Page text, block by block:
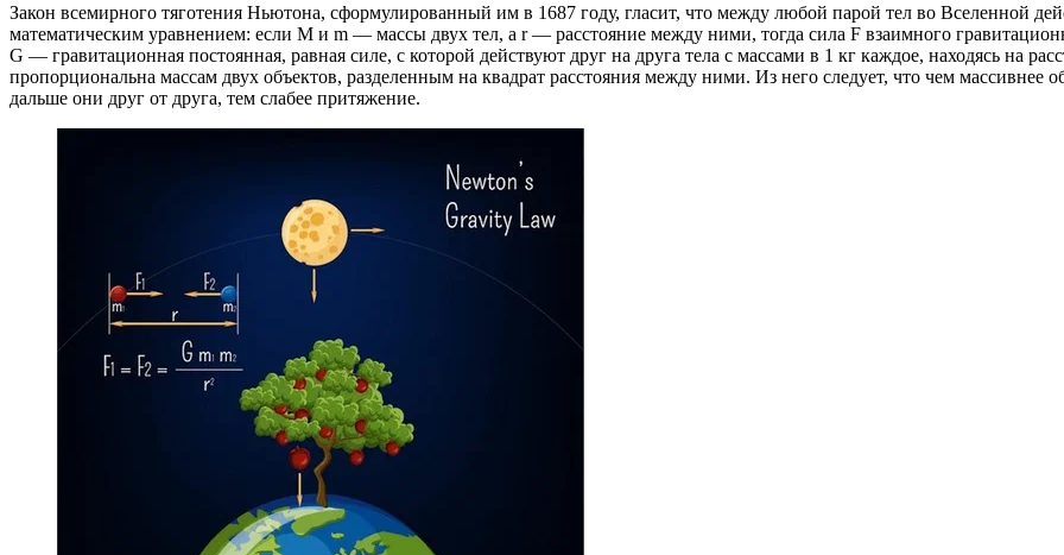
Закон всемирного тяготения Ньютона, сформулированный им в 1687 году, гласит, что между любой парой тел во Вселенной
математическим уравнением: если M и m — массы двух тел, а r — расстояние между ними, тогда сила F взаимного
G — гравитационная постоянная, равная силе, с которой действуют друг на друга тела с массами в 1 кг каждое, находясь на
пропорциональна массам двух объектов, разделенным на квадрат расстояния между ними. Из него следует, что чем
дальше они друг от друга, тем слабее притяжение.